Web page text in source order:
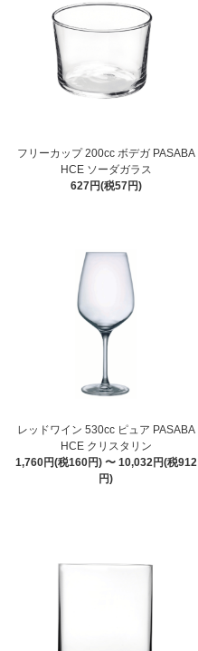
フリーカップ 200cc ボデガ PASABA
HCE ソーダガラス
627円(税57円)
レッドワイン 530cc ピュア PASABA
HCE クリスタリン
1,760円(税160円) 〜 10,032円(税912
円)